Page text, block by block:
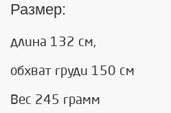
Размер:
длина 132 см,
обхват груди 150 см
Вес 245 грамм